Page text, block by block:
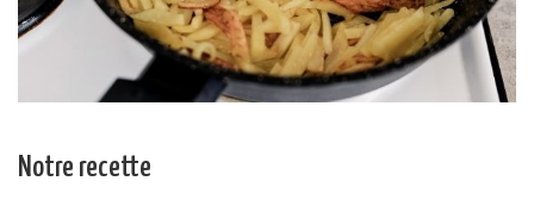
Notre recette